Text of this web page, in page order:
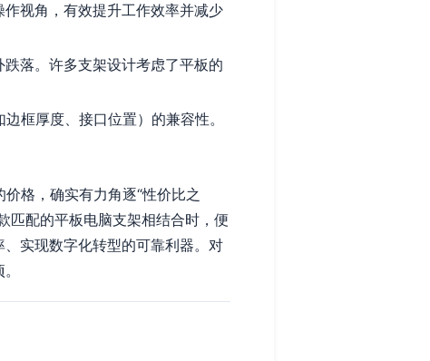
视角，有效提升工作效率并减少
落。许多支架设计考虑了平板的
框厚度、接口位置）的兼容性。
格，确实有力角逐“性价比之
匹配的平板电脑支架相结合时，便
实现数字化转型的可靠利器。对